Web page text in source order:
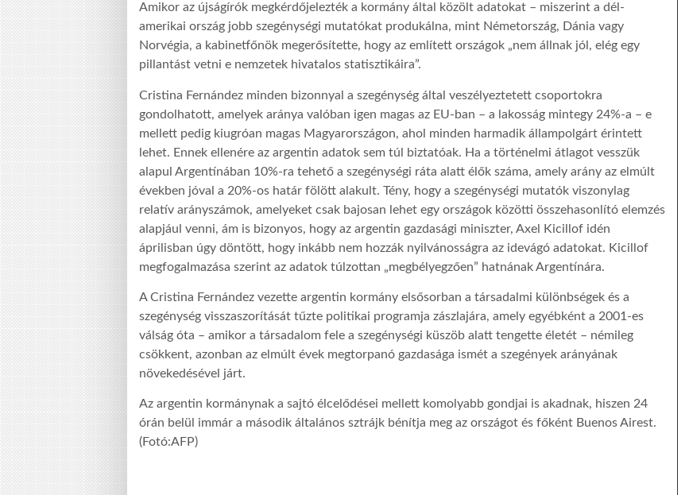
Amikor az újságírók megkérdőjelezték a kormány által közölt adatokat – miszerint a dél-
amerikai ország jobb szegénységi mutatókat produkálna, mint Németország, Dánia vagy
Norvégia, a kabinetfőnök megerősítette, hogy az említett országok „nem állnak jól, elég egy
pillantást vetni e nemzetek hivatalos statisztikáira”.
Cristina Fernández minden bizonnyal a szegénység által veszélyeztetett csoportokra
gondolhatott, amelyek aránya valóban igen magas az EU-ban – a lakosság mintegy 24%-a – e
mellett pedig kiugróan magas Magyarországon, ahol minden harmadik állampolgárt érintett
lehet. Ennek ellenére az argentin adatok sem túl biztatóak. Ha a történelmi átlagot vesszük
alapul Argentínában 10%-ra tehető a szegénységi ráta alatt élők száma, amely arány az elmúlt
években jóval a 20%-os határ fölött alakult. Tény, hogy a szegénységi mutatók viszonylag
relatív arányszámok, amelyeket csak bajosan lehet egy országok közötti összehasonlító elemzés
alapjául venni, ám is bizonyos, hogy az argentin gazdasági miniszter, Axel Kicillof idén
áprilisban úgy döntött, hogy inkább nem hozzák nyilvánosságra az idevágó adatokat. Kicillof
megfogalmazása szerint az adatok túlzottan „megbélyegzően” hatnának Argentínára.
A Cristina Fernández vezette argentin kormány elsősorban a társadalmi különbségek és a
szegénység visszaszorítását tűzte politikai programja zászlajára, amely egyébként a 2001-es
válság óta – amikor a társadalom fele a szegénységi küszöb alatt tengette életét – némileg
csökkent, azonban az elmúlt évek megtorpanó gazdasága ismét a szegények arányának
növekedésével járt.
Az argentin kormánynak a sajtó élcelődései mellett komolyabb gondjai is akadnak, hiszen 24
órán belül immár a második általános sztrájk bénítja meg az országot és főként Buenos Airest.
(Fotó:AFP)